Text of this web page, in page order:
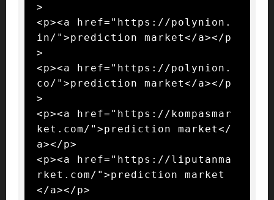
>
<p><a href="https://polynion.
in/">prediction market</a></p
>
<p><a href="https://polynion.
co/">prediction market</a></p
>
<p><a href="https://kompasmar
ket.com/">prediction market</
a></p>
<p><a href="https://liputanma
rket.com/">prediction market
</a></p>